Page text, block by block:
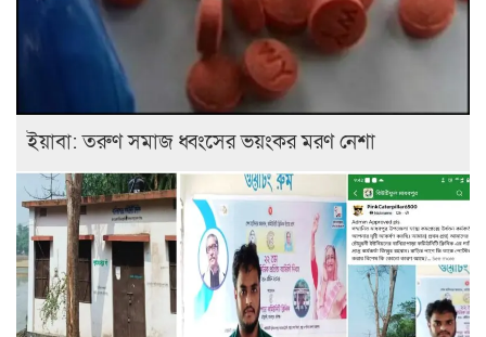
ইয়াবা: তরুণ সমাজ ধ্বংসের ভয়ংকর মরণ নেশা